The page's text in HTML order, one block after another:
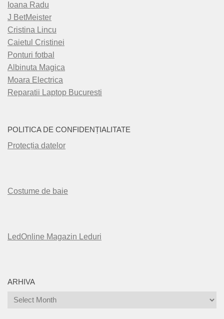
Ioana Radu
J BetMeister
Cristina Lincu
Caietul Cristinei
Ponturi fotbal
Albinuta Magica
Moara Electrica
Reparatii Laptop Bucuresti
POLITICA DE CONFIDENȚIALITATE
Protecția datelor
Costume de baie
LedOnline Magazin Leduri
ARHIVA
Arhiva